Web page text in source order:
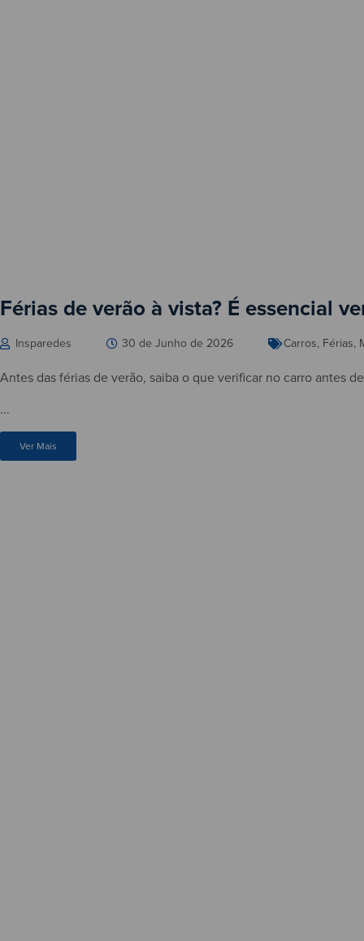
Férias de verão à vista? É essencial
Insparedes 30 de Junho de 2026 Carros, Férias,
Antes das férias de verão, saiba o que verificar no carro antes
...
Ver Mais